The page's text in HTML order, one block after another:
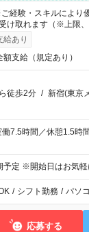
験・スキルにより
け取れます（※上限、
給あり
支給（規定あり）
徒歩2分 / 新宿(東京
予定 ※開始日はお気軽
/ シフト勤務 / パソ
応募する